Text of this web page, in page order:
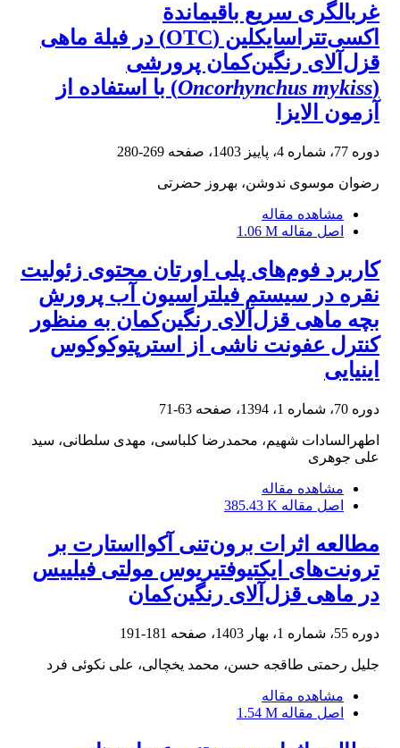
غربالگری سریع باقیماندة
اکسی‌تتراسایکلین (OTC) در فیلة ماهی
قزل‌آلای رنگین‌کمان پرورشی
(
Oncorhynchus mykiss) با استفاده از
آزمون الایزا
دوره 77، شماره 4، پاییز 1403، صفحه 269-280
رضوان موسوی ندوشن، بهروز حضرتی
مشاهده مقاله
اصل مقاله 1.06 M
کاربرد فوم‌های پلی اورتان محتوی زئولیت
نقره در سیستم فیلتراسیون آب پرورش
بچه ماهی قزل‌آلای رنگین‌کمان به منظور
کنترل عفونت ناشی از استرپتوکوکوس
اینیایی
دوره 70، شماره 1، 1394، صفحه 63-71
اطهرالسادات شهیم، محمدرضا کلباسی، مهدی سلطانی، سید
علی جوهری
مشاهده مقاله
اصل مقاله 385.43 K
مطالعه اثرات برون‌تنی آکوااستارت بر
ترونت‌های ایکتیوفتیریوس مولتی فیلییس
در ماهی قزل‌آلای رنگین‌کمان
دوره 55، شماره 1، بهار 1403، صفحه 181-191
جلیل رحمتی طاقجه حسن، محمد یخچالی، علی نکوئی فرد
مشاهده مقاله
اصل مقاله 1.54 M